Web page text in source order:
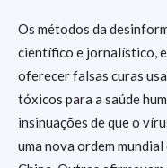
Os métodos da
científico e jornalístico,
oferecer falsas curas
tóxicos para a saúde
insinuações de que o
uma nova ordem